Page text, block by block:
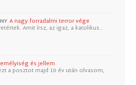
A nagy forradalmi terror vége
Amit írsz, az igaz, a katolikus…
és jellem
a posztot majd 10 év után olvasom,